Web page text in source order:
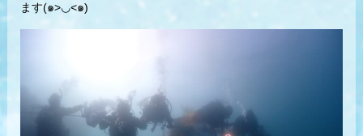
ます(๑>◡<๑)